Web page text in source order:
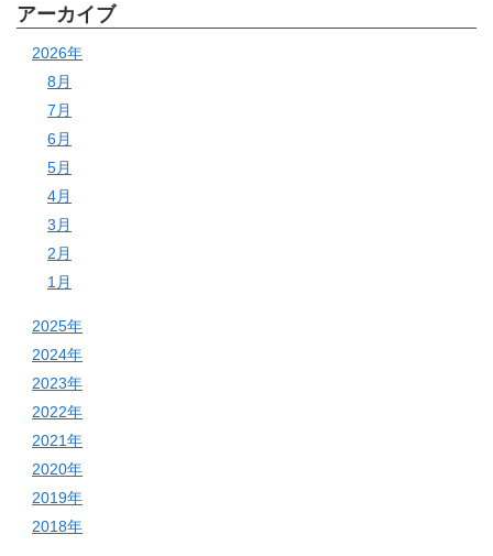
アーカイブ
2026年
8月
7月
6月
5月
4月
3月
2月
1月
2025年
2024年
2023年
2022年
2021年
2020年
2019年
2018年